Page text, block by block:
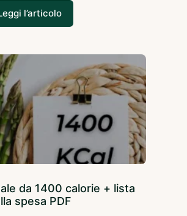
l’articolo
da 1400 calorie + lista
spesa PDF